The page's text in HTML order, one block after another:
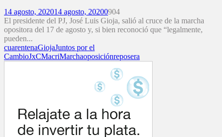
14 agosto, 202014 agosto, 20200904
El presidente del PJ, José Luis Gioja, salió al cruce de la marcha
opositora del 17 de agosto y, si bien reconoció que “legalmente,
pueden...
cuarentenaGiojaJuntos por el
CambioJxCMacriMarchaoposiciónreposera